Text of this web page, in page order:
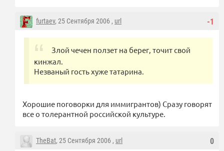
-1
furtaev, 25 Сентября 2006 , url
Злой чечен ползет на берег, точит свой
кинжал.
Незваный гость хуже татарина.
Хорошие поговорки для иммигрантов) Сразу говорят
все о толерантной российской культуре.
0
TheBat, 25 Сентября 2006 , url